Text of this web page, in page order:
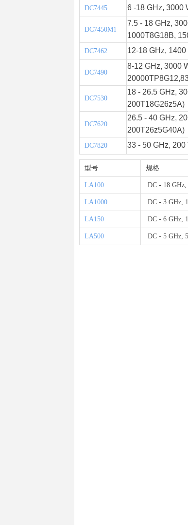
DC7445 6 -18 GHz, 3000
DC7450M1
7.5 - 18 GHz,
1000T8G18B,
DC7462 12-18 GHz, 1400
DC7490
8-12 GHz, 3000
DC7530
18 - 26.5 GHz,
200T18G26z5A)
DC7620
26.5 - 40 GHz,
200T26z5G40A)
DC7820 33 - 50 GHz, 200
型号 规格
LA100 DC - 18
LA1000 DC - 3 GHz,
LA150 DC - 6 GHz,
LA500 DC - 5 GHz,